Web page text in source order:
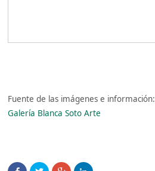
Fuente de las imágenes e información:
Galería Blanca Soto Arte